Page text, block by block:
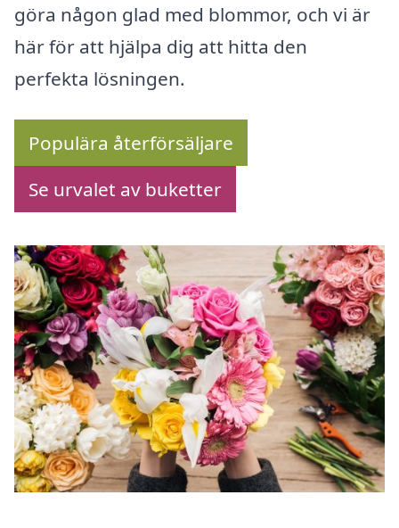
göra någon glad med blommor, och vi är
här för att hjälpa dig att hitta den
perfekta lösningen.
Populära återförsäljare
Se urvalet av buketter